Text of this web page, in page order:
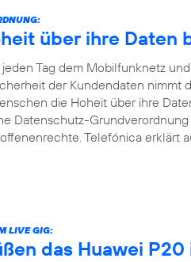
über ihre Daten
Tag dem Mobilfunknetz
der Kundendaten nimmt
die Hoheit über ihre
Datenschutz-
Telefónica erklärt
LIVE GIG:
das Huawei P20